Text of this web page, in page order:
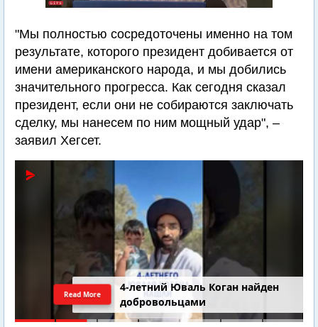
"Мы полностью сосредоточены именно на том
результате, которого президент добивается от
имени американского народа, и мы добились
значительного прогресса. Как сегодня сказал
президент, если они не собираются заключать
сделку, мы нанесем по ним мощный удар", –
заявил Хегсет.
4-летний Юваль Коган найден
добровольцами
Read More